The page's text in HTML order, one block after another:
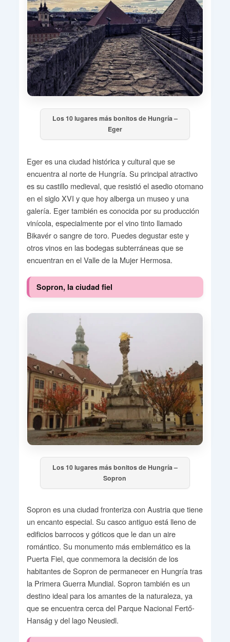
Los 10 lugares más bonitos de Hungría –
Eger
Eger es una ciudad histórica y cultural que se
encuentra al norte de Hungría. Su principal atractivo
es su castillo medieval, que resistió el asedio otomano
en el siglo XVI y que hoy alberga un museo y una
galería. Eger también es conocida por su producción
vinícola, especialmente por el vino tinto llamado
Bikavér o sangre de toro. Puedes degustar este y
otros vinos en las bodegas subterráneas que se
encuentran en el Valle de la Mujer Hermosa.
Sopron, la ciudad fiel
Los 10 lugares más bonitos de Hungría –
Sopron
Sopron es una ciudad fronteriza con Austria que tiene
un encanto especial. Su casco antiguo está lleno de
edificios barrocos y góticos que le dan un aire
romántico. Su monumento más emblemático es la
Puerta Fiel, que conmemora la decisión de los
habitantes de Sopron de permanecer en Hungría tras
la Primera Guerra Mundial. Sopron también es un
destino ideal para los amantes de la naturaleza, ya
que se encuentra cerca del Parque Nacional Fertő-
Hanság y del lago Neusiedl.